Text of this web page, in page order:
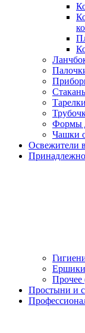
Формы
Чашки
Освежители
Ершики
Прочее
Простыни и